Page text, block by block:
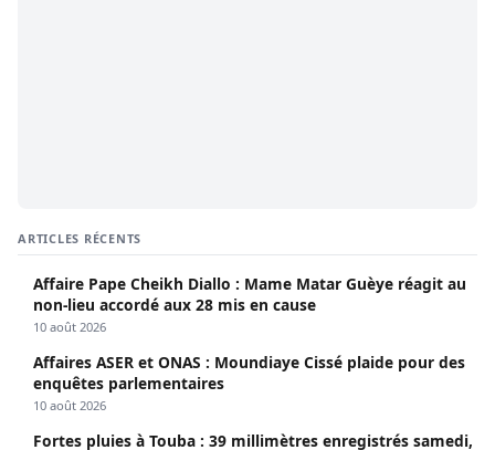
ARTICLES RÉCENTS
Affaire Pape Cheikh Diallo : Mame Matar Guèye réagit au
non-lieu accordé aux 28 mis en cause
10 août 2026
Affaires ASER et ONAS : Moundiaye Cissé plaide pour des
enquêtes parlementaires
10 août 2026
Fortes pluies à Touba : 39 millimètres enregistrés samedi,